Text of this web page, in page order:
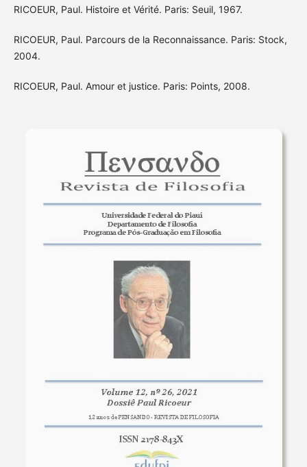
RICOEUR, Paul. Histoire et Vérité. Paris: Seuil, 1967.
RICOEUR, Paul. Parcours de la Reconnaissance. Paris: Stock,
2004.
RICOEUR, Paul. Amour et justice. Paris: Points, 2008.